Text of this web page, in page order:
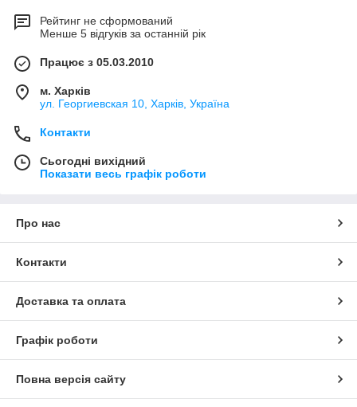
Рейтинг не сформований
Менше 5 відгуків за останній рік
Працює з 05.03.2010
м. Харків
ул. Георгиевская 10, Харків, Україна
Контакти
Сьогодні вихідний
Показати весь графік роботи
Про нас
Контакти
Доставка та оплата
Графік роботи
Повна версія сайту